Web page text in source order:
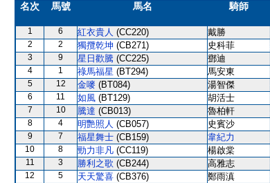
名次 馬號 馬名 騎師
1 6 紅衣貴人 (CC220) 戴勝
2
2 獨攬乾坤 (CB271) 史科菲
3
9 星日歡騰 (CC225) 鄧迪
4
1 祿馬福星 (BT294) 馬安東
5
12 金嘜 (BT084) 湯智傑
6
11 如風 (BT129) 胡活士
7
10 騰達 (CB013) 魯柏軒
8
4 明艷照人 (CB057) 史賓沙
9
7 福星舞士 (CB159) 韋紀力
10
8 勁力非凡 (CC119) 楊啟棠
11
3 勝利之歌 (CB244) 高雅志
12
5 天天驚喜 (CB376) 鄭雨滇